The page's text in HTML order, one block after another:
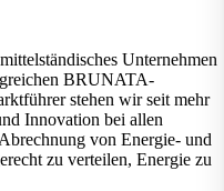
Unternehmen
BRUNATA-
stehen wir seit mehr
Innovation bei allen
von Energie- und
zu verteilen, Energie zu